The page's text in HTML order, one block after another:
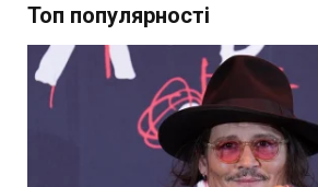
Топ популярності